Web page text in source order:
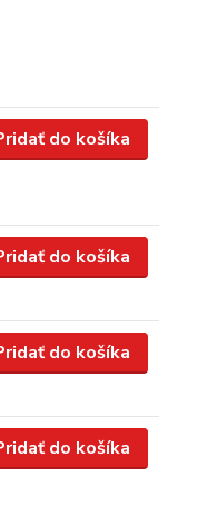
do košíka
do košíka
do košíka
do košíka